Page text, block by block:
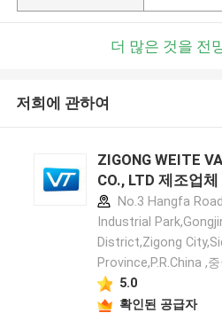
더 많은 것을 전
저희에 관하여
ZIGONG WEITE
CO., LTD 제조업
No.3 Hangfa
Industrial
District,Zigong
Province,P.R.China ,
5.0
확인된 공급자